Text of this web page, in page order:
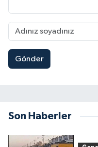
Gönder
Son Haberler